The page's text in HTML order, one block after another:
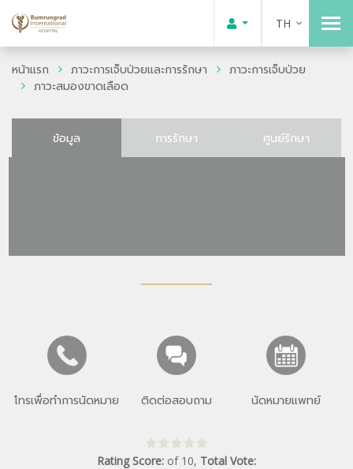
TH
หน้าแรก ภาวะการเจ็บป่วยและการรักษา
ภาวะการเจ็บป่วย
ภาวะสมองขาดเลือด
ข้อมูล การรักษา ศูนย์รักษา
โทรเพื่อทำการนัดหมาย ติดต่อสอบถาม นัดหมายแพทย์
Rating Score: of 10, Total Vote: